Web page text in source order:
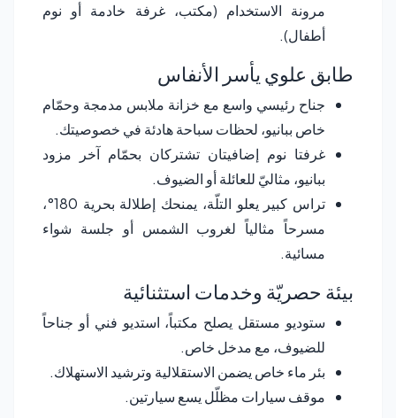
مرونة الاستخدام (مكتب، غرفة خادمة أو نوم
أطفال).
طابق علوي يأسر الأنفاس
جناح رئيسي واسع مع خزانة ملابس مدمجة وحمّام
خاص ببانيو، لحظات سباحة هادئة في خصوصيتك.
غرفتا نوم إضافيتان تشتركان بحمّام آخر مزود
ببانيو، مثاليّ للعائلة أو الضيوف.
تراس كبير يعلو التلّة، يمنحك إطلالة بحرية 180°،
مسرحاً مثالياً لغروب الشمس أو جلسة شواء
مسائية.
بيئة حصريّة وخدمات استثنائية
ستوديو مستقل يصلح مكتباً، استديو فني أو جناحاً
للضيوف، مع مدخل خاص.
بئر ماء خاص يضمن الاستقلالية وترشيد الاستهلاك.
موقف سيارات مظلّل يسع سيارتين.